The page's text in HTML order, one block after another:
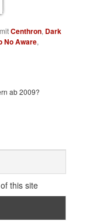
Centhron, Dark
No Aware,
ab 2009?
this site